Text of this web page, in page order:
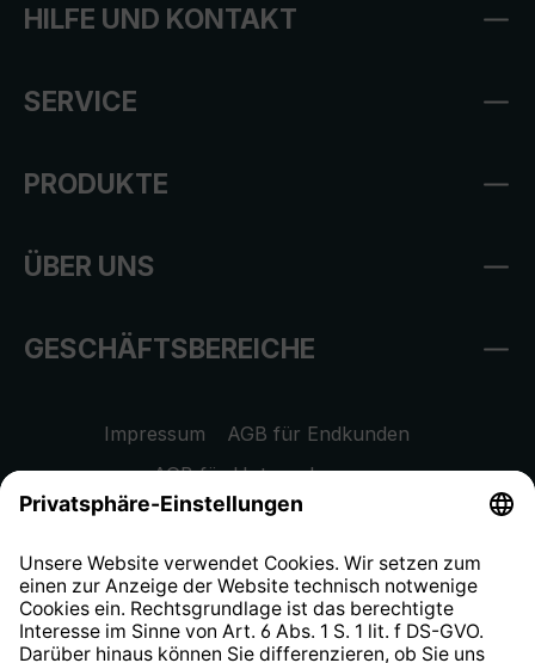
HILFE UND KONTAKT
SERVICE
PRODUKTE
ÜBER UNS
GESCHÄFTSBEREICHE
Impressum
AGB für Endkunden
AGB für Unternehmen
Datenschutzhinweis
Widerrufsrecht
Hinweisgeberschutzsystem
Barrierefreiheit